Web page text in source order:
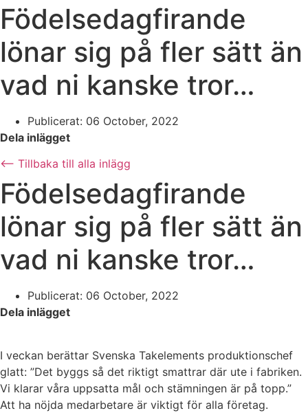
Födelsedagfirande
lönar sig på fler sätt än
vad ni kanske tror…
Publicerat: 06 October, 2022
Dela inlägget
⟵ Tillbaka till alla inlägg
Födelsedagfirande
lönar sig på fler sätt än
vad ni kanske tror…
Publicerat: 06 October, 2022
Dela inlägget
I veckan berättar Svenska Takelements produktionschef
glatt: ”Det byggs så det riktigt smattrar där ute i fabriken.
Vi klarar våra uppsatta mål och stämningen är på topp.”
Att ha nöjda medarbetare är viktigt för alla företag.